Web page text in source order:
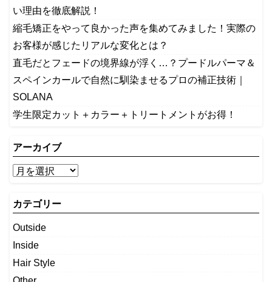
い理由を徹底解説！
縮毛矯正をやって良かった声を集めてみました！実際の
お客様が感じたリアルな変化とは？
​直毛だとフェードの境界線が浮く…？プードルパーマ＆
スペインカールで自然に馴染ませるプロの補正技術｜
SOLANA
学生限定カット＋カラー＋トリートメントがお得！
アーカイブ
カテゴリー
Outside
Inside
Hair Style